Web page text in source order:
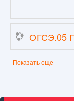
ОГСЭ.05
Показать еще